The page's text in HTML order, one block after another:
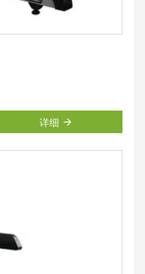
详细